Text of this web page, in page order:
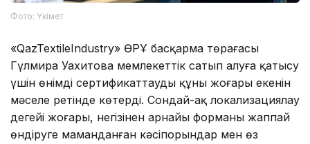
Фото: Үкімет
«QazTextileIndustry» ӨРҰ басқарма төрағасы
Гүлмира Уахитова мемлекеттік сатып алуға қатысу
үшін өнімді сертификаттаудың құны жоғары екенін
мәселе ретінде көтерді. Сондай-ақ локализациялау
деңгейі жоғары, негізінен арнайы форманы жаппай
өндіруге маманданған кәсіпорындар мен өз